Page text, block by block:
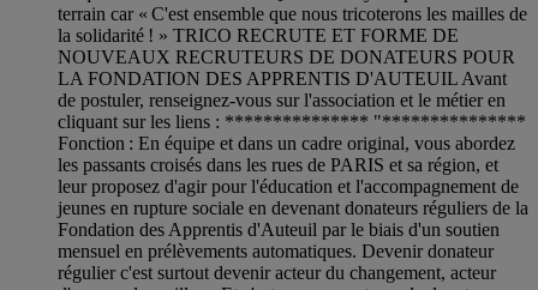
terrain car « C'est ensemble que nous tricoterons les mailles de
la solidarité ! » TRICO RECRUTE ET FORME DE
NOUVEAUX RECRUTEURS DE DONATEURS POUR
LA FONDATION DES APPRENTIS D'AUTEUIL Avant
de postuler, renseignez-vous sur l'association et le métier en
cliquant sur les liens : *************** "***************
Fonction : En équipe et dans un cadre original, vous abordez
les passants croisés dans les rues de PARIS et sa région, et
leur proposez d'agir pour l'éducation et l'accompagnement de
jeunes en rupture sociale en devenant donateurs réguliers de la
Fondation des Apprentis d'Auteuil par le biais d'un soutien
mensuel en prélèvements automatiques. Devenir donateur
régulier c'est surtout devenir acteur du changement, acteur